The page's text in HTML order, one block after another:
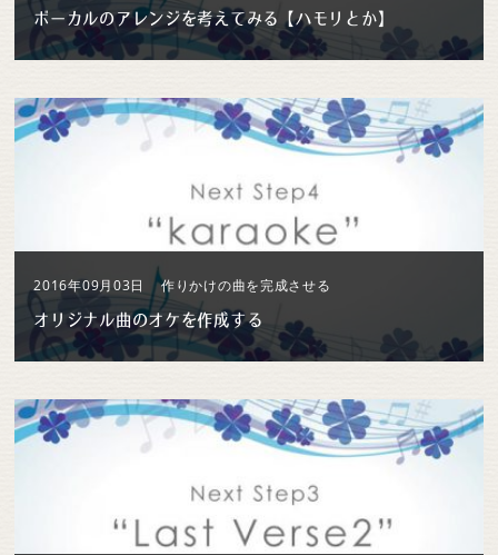
ボーカルのアレンジを考えてみる【ハモリとか】
2016年09月03日 作りかけの曲を完成させる
オリジナル曲のオケを作成する